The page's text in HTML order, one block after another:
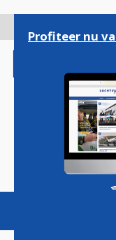
gaan
Magazine
Profiteer nu